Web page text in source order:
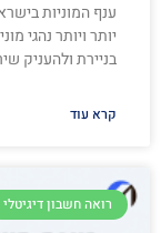
ענף המוניות
יותר ויותר נהגי
בניירת ולהעניק
קרא עוד
רואה חשבון דיגיטלי